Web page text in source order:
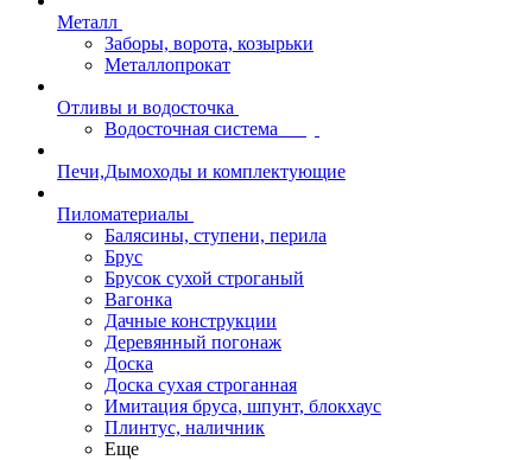
Металл
Заборы, ворота, козырьки
Металлопрокат
Отливы и водосточка
Водосточная система
Печи,Дымоходы и комплектующие
Пиломатериалы
Балясины, ступени, перила
Брус
Брусок сухой строганый
Вагонка
Дачные конструкции
Деревянный погонаж
Доска
Доска сухая строганная
Имитация бруса, шпунт, блокхаус
Плинтус, наличник
Еще